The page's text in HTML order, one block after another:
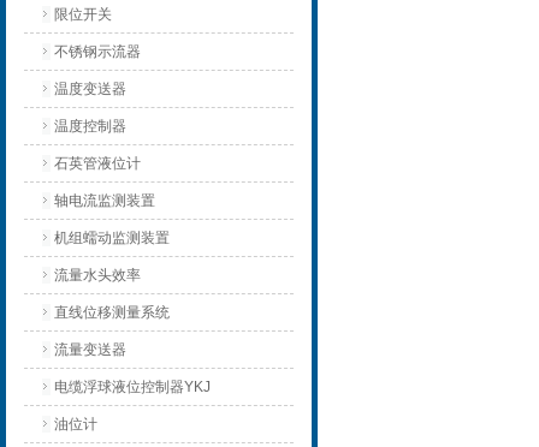
限位开关
不锈钢示流器
温度变送器
温度控制器
石英管液位计
轴电流监测装置
机组蠕动监测装置
流量水头效率
直线位移测量系统
流量变送器
电缆浮球液位控制器YKJ
油位计